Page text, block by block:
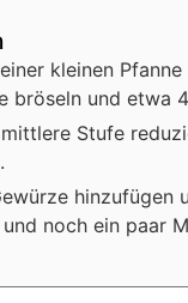
kleinen
bröseln und etwa
Stufe
hinzufügen
und noch ein paar